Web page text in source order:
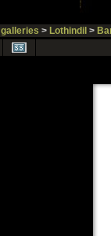
> Lothindil >